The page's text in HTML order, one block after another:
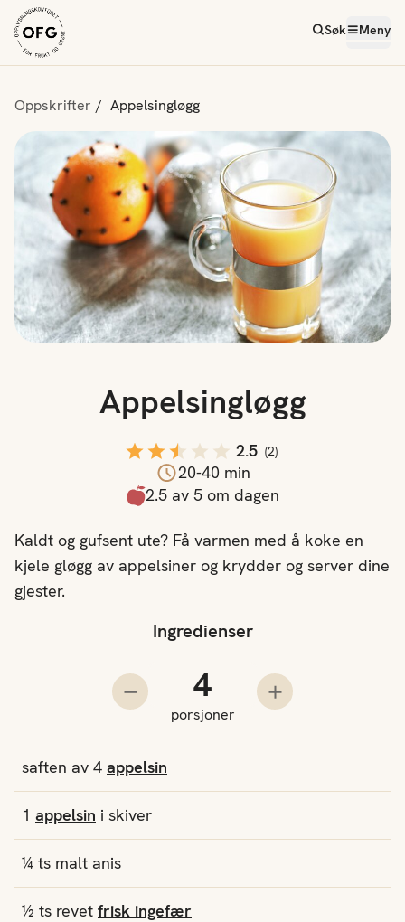
Søk Meny
Oppskrifter Appelsingløgg
Ingredienser
Trekk fra en porsjon
Antall porsjoner
porsjoner
Legg til en
saften av 4 appelsin
1 appelsin i skiver
¼ ts malt anis
½ ts revet frisk ingefær
Appelsingløgg
2.5 (2)
20-40 min
2.5 av 5 om dagen
Kaldt og gufsent ute? Få varmen med å koke en
kjele gløgg av appelsiner og krydder og server dine
gjester.